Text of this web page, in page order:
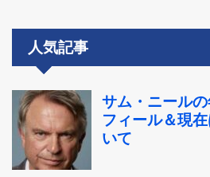
人気記事